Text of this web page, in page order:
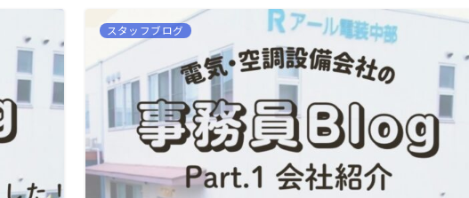
スタッフブログ